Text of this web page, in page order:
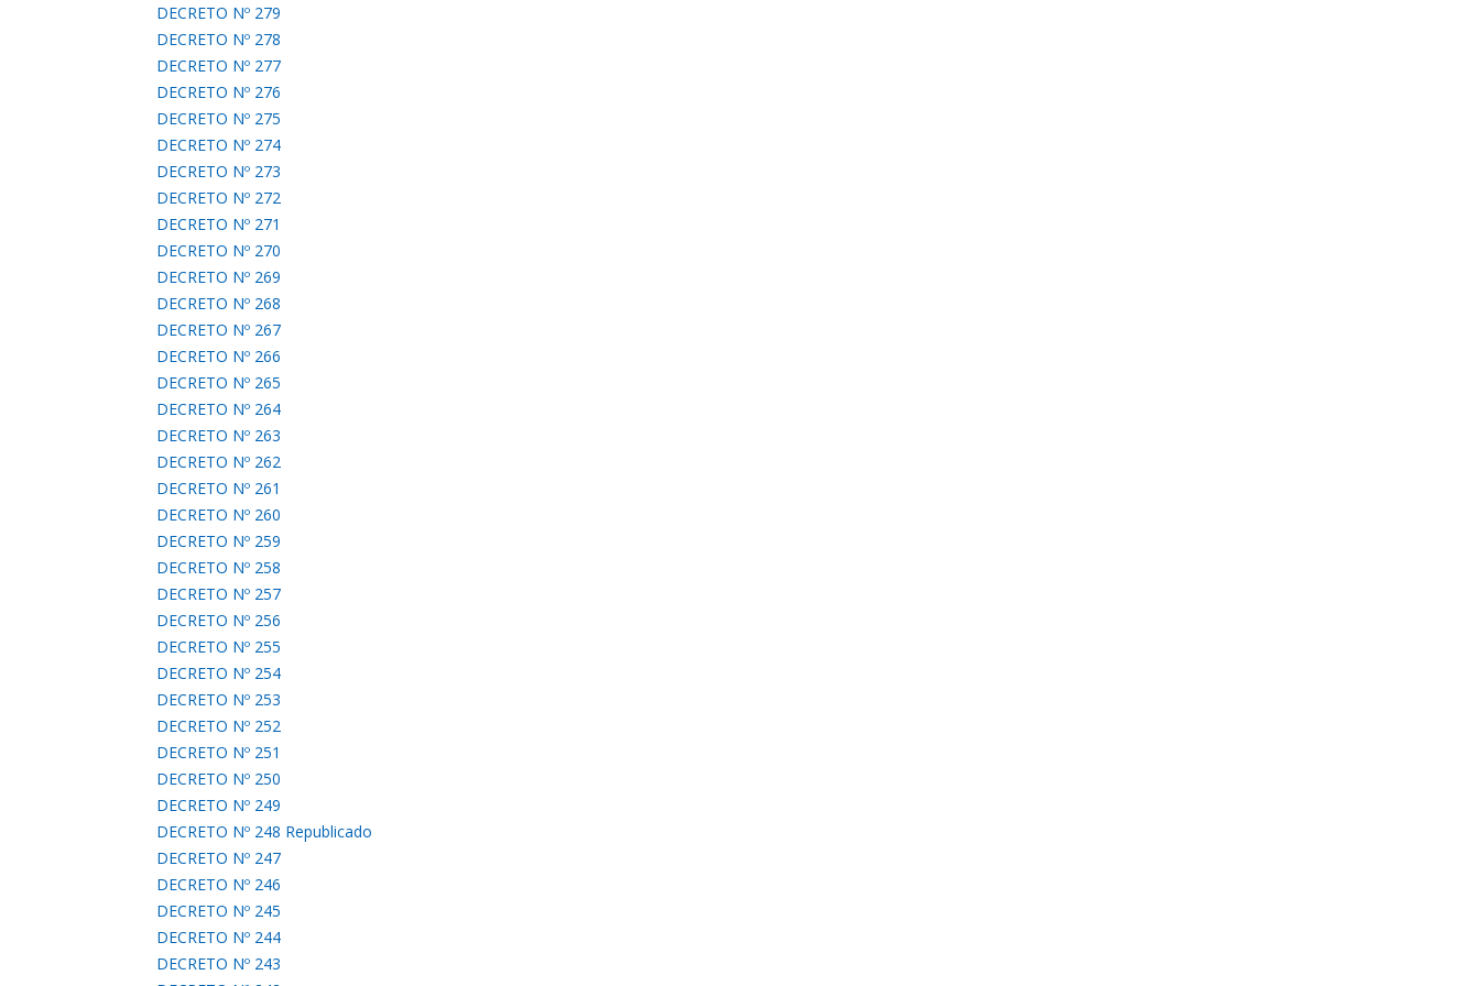
DECRETO Nº 279
DECRETO Nº 278
DECRETO Nº 277
DECRETO Nº 276
DECRETO Nº 275
DECRETO Nº 274
DECRETO Nº 273
DECRETO Nº 272
DECRETO Nº 271
DECRETO Nº 270
DECRETO Nº 269
DECRETO Nº 268
DECRETO Nº 267
DECRETO Nº 266
DECRETO Nº 265
DECRETO Nº 264
DECRETO Nº 263
DECRETO Nº 262
DECRETO Nº 261
DECRETO Nº 260
DECRETO Nº 259
DECRETO Nº 258
DECRETO Nº 257
DECRETO Nº 256
DECRETO Nº 255
DECRETO Nº 254
DECRETO Nº 253
DECRETO Nº 252
DECRETO Nº 251
DECRETO Nº 250
DECRETO Nº 249
DECRETO Nº 248 Republicado
DECRETO Nº 247
DECRETO Nº 246
DECRETO Nº 245
DECRETO Nº 244
DECRETO Nº 243